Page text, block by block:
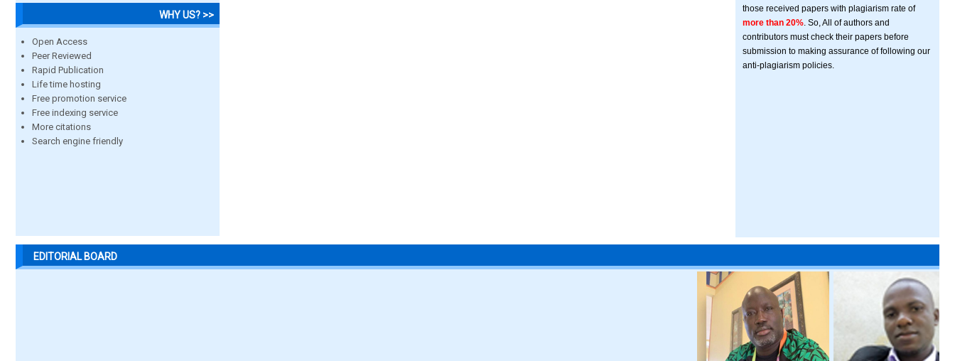
WHY US? >>
Open Access
Peer Reviewed
Rapid Publication
Life time hosting
Free promotion service
Free indexing service
More citations
Search engine friendly
those received papers with plagiarism rate of
more than 20% . So, All of authors and
contributors must check their papers before
submission to making assurance of following our
anti-plagiarism policies.
EDITORIAL BOARD